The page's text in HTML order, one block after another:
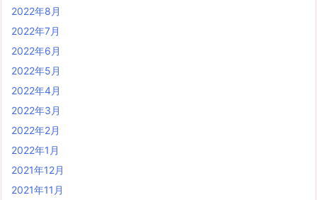
2022年8月
2022年7月
2022年6月
2022年5月
2022年4月
2022年3月
2022年2月
2022年1月
2021年12月
2021年11月